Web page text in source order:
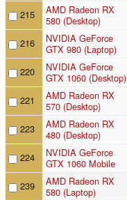
215
AMD Radeon RX
580 (Desktop)
216
NVIDIA GeForce
GTX 980 (Laptop)
220
NVIDIA GeForce
GTX 1060 (Desktop)
221
AMD Radeon RX
570 (Desktop)
223
AMD Radeon RX
480 (Desktop)
224
NVIDIA GeForce
GTX 1060 Mobile
239
AMD Radeon RX
580 (Laptop)